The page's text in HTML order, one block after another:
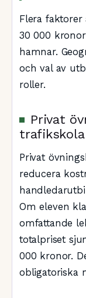
Flera faktorer
30 000
hamnar.
och val av
roller.
Privat
trafikskola
Privat
reducera
Om eleven
omfattande
totalpriset
000 kronor.
obligatoriska